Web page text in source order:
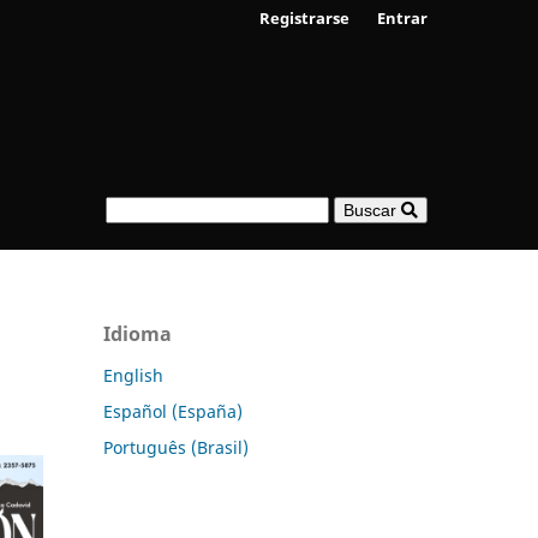
Buscar
Registrarse Entrar
Idioma
English
Español (España)
Português (Brasil)